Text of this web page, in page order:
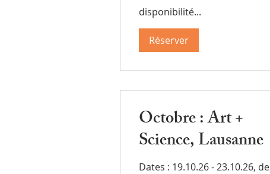
disponibilité...
Réserver
Octobre : Art +
Science, Lausanne
Dates : 19.10.26 - 23.10.26, de